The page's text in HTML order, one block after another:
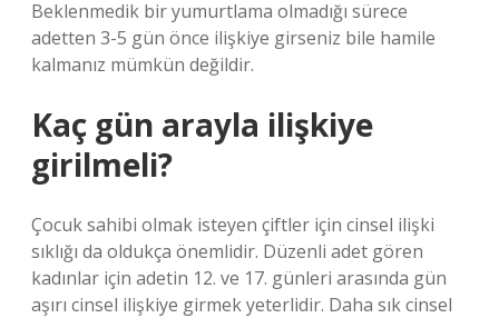
Beklenmedik bir yumurtlama olmadığı sürece
adetten 3-5 gün önce ilişkiye girseniz bile hamile
kalmanız mümkün değildir.
Kaç gün arayla ilişkiye
girilmeli?
Çocuk sahibi olmak isteyen çiftler için cinsel ilişki
sıklığı da oldukça önemlidir. Düzenli adet gören
kadınlar için adetin 12. ve 17. günleri arasında gün
aşırı cinsel ilişkiye girmek yeterlidir. Daha sık cinsel